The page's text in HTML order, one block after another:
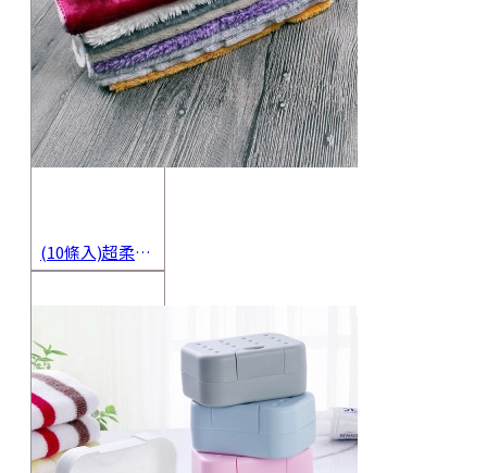
(10條入)超柔軟抹布 不沾油洗碗巾 多用途擦拭布